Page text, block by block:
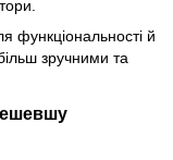
функціональності й
зручними та